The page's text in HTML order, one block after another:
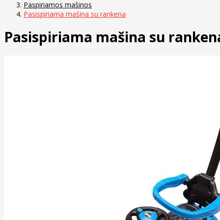
Paspiriamos mašinos
Pasispiriama mašina su rankena
Pasispiriama mašina su